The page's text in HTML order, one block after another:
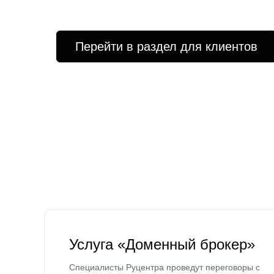
Перейти в раздел для клиентов
Услуга «Доменный брокер»
Специалисты Руцентра проведут переговоры с